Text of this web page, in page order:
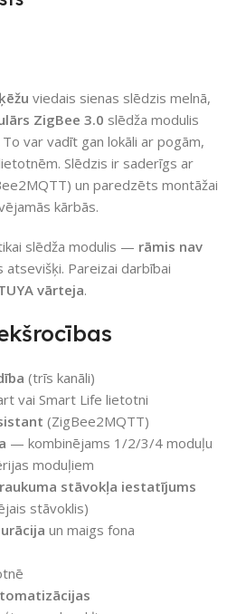
viedais sienas slēdzis melnā,
ZigBee 3.0 slēdža modulis
var vadīt gan lokāli ar pogām,
Slēdzis ir saderīgs ar
un paredzēts montāžai
kārbās.
slēdža modulis — rāmis nav
atsevišķi. Pareizai darbībai
vārteja.
(trīs kanāli)
vai Smart Life lietotni
(ZigBee2MQTT)
— kombinējams 1/2/3/4 moduļu
moduļiem
stāvokļa iestatījums
stāvoklis)
un maigs fona